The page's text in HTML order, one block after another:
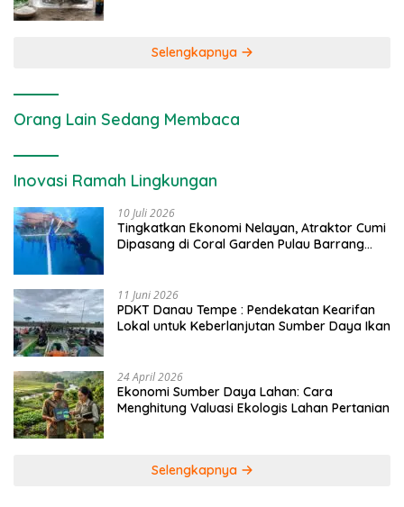
Selengkapnya
Orang Lain Sedang Membaca
Inovasi Ramah Lingkungan
10 Juli 2026
Tingkatkan Ekonomi Nelayan, Atraktor Cumi
Dipasang di Coral Garden Pulau Barrang
11 Juni 2026
PDKT Danau Tempe : Pendekatan Kearifan
Lokal untuk Keberlanjutan Sumber Daya Ikan
24 April 2026
Ekonomi Sumber Daya Lahan: Cara
Menghitung Valuasi Ekologis Lahan Pertanian
Selengkapnya